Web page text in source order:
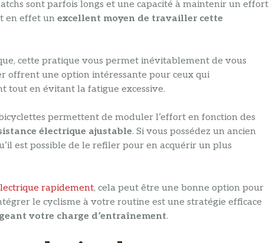
sont parfois longs et une capacité à maintenir un effort
en effet un excellent moyen de travailler cette
cette pratique vous permet inévitablement de vous
offrent une option intéressante pour ceux qui
tout en évitant la fatigue excessive.
permettent de moduler l’effort en fonction des
électrique ajustable. Si vous possédez un ancien
est possible de le refiler pour en acquérir un plus
rapidement, cela peut être une bonne option pour
le cyclisme à votre routine est une stratégie efficace
votre charge d’entraînement.